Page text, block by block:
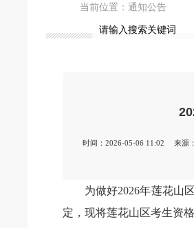
当前位置： 通知公告
时间：2026-05-06 11:02 来源
为做好2026年莲花山区
定，现将莲花山区考生资